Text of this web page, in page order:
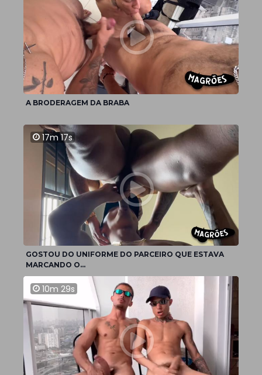
A BRODERAGEM DA BRABA
17m 17s
GOSTOU DO UNIFORME DO PARCEIRO QUE ESTAVA
MARCANDO O...
10m 29s